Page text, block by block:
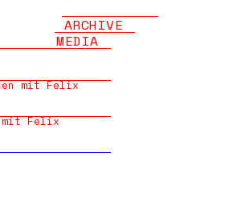
mit Felix
mit Felix
MEDIA
ARCHIVE